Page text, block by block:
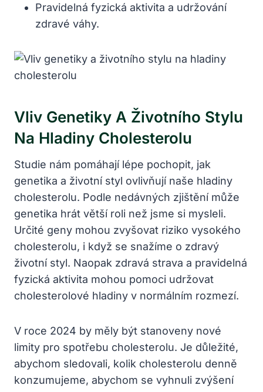
Pravidelná fyzická aktivita a udržování
zdravé váhy.
Vliv Genetiky A Životního Stylu
Na Hladiny Cholesterolu
Studie nám pomáhají lépe pochopit, jak
genetika a životní styl ovlivňují naše hladiny
cholesterolu. Podle nedávných zjištění může
genetika hrát větší roli než jsme si mysleli.
Určité geny mohou zvyšovat riziko vysokého
cholesterolu, i když se snažíme o zdravý
životní styl. Naopak zdravá strava a pravidelná
fyzická aktivita mohou pomoci udržovat
cholesterolové hladiny v normálním rozmezí.
V roce 2024 by měly být stanoveny nové
limity pro spotřebu cholesterolu. Je důležité,
abychom sledovali, kolik cholesterolu denně
konzumujeme, abychom se vyhnuli zvýšení